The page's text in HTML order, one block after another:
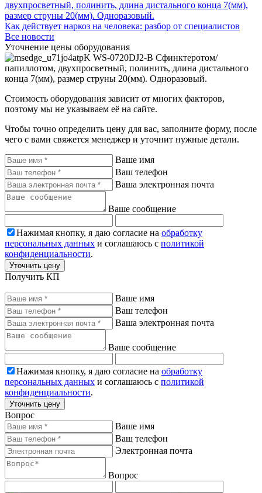
Как действует наркоз на человека: разбор от специалистов
Все новости
Уточнение цены оборудования
WS-0720DJ2-В Сфинктеротом/
папиллотом, двухпросветный, полинить, длина дистального
конца 7(мм), размер струны 20(мм). Одноразовый.
Стоимость оборудования зависит от многих факторов,
поэтому мы не указываем её на сайте.
Чтобы точно определить цену для вас, заполните форму, после
чего с вами свяжется менеджер и уточнит нужные детали.
Ваше имя
Ваш телефон
Ваша электронная почта
Ваше сообщение
Нажимая кнопку, я даю согласие на обработку
персональных данных и соглашаюсь с политикой
конфиденциальности.
Уточнить цену
Получить КП
Ваше имя
Ваш телефон
Ваша электронная почта
Ваше сообщение
Нажимая кнопку, я даю согласие на обработку
персональных данных и соглашаюсь с политикой
конфиденциальности.
Уточнить цену
Вопрос
Ваше имя
Ваш телефон
Электронная почта
Вопрос